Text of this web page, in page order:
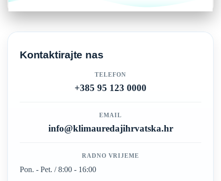
Kontaktirajte nas
TELEFON
+385 95 123 0000
EMAIL
info@klimauredajihrvatska.hr
RADNO VRIJEME
Pon. - Pet. / 8:00 - 16:00